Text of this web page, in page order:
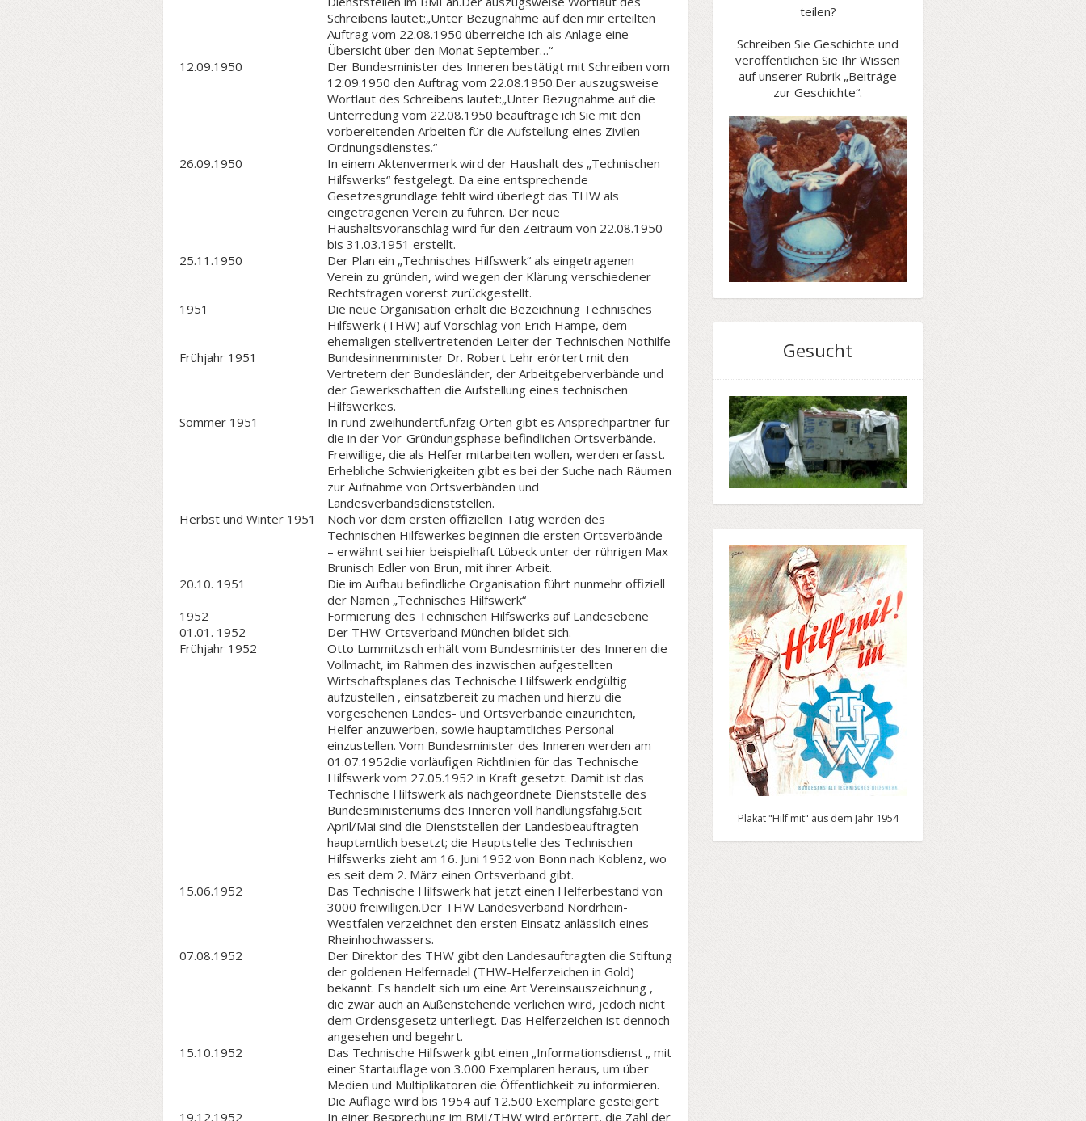
Schreibens lautet:„Unter Bezugnahme auf den mir erteilten
Auftrag vom 22.08.1950 überreiche ich als Anlage eine
Übersicht über den Monat September…“
12.09.1950
Der Bundesminister des Inneren bestätigt mit Schreiben vom
12.09.1950 den Auftrag vom 22.08.1950.Der auszugsweise
Wortlaut des Schreibens lautet:„Unter Bezugnahme auf die
Unterredung vom 22.08.1950 beauftrage ich Sie mit den
vorbereitenden Arbeiten für die Aufstellung eines Zivilen
Ordnungsdienstes.“
26.09.1950
In einem Aktenvermerk wird der Haushalt des „Technischen
Hilfswerks“ festgelegt. Da eine entsprechende
Gesetzesgrundlage fehlt wird überlegt das THW als
eingetragenen Verein zu führen. Der neue
Haushaltsvoranschlag wird für den Zeitraum von 22.08.1950
bis 31.03.1951 erstellt.
25.11.1950
Der Plan ein „Technisches Hilfswerk“ als eingetragenen
Verein zu gründen, wird wegen der Klärung verschiedener
Rechtsfragen vorerst zurückgestellt.
1951
Die neue Organisation erhält die Bezeichnung Technisches
Hilfswerk (THW) auf Vorschlag von Erich Hampe, dem
ehemaligen stellvertretenden Leiter der Technischen Nothilfe
Frühjahr 1951
Bundesinnenminister Dr. Robert Lehr erörtert mit den
Vertretern der Bundesländer, der Arbeitgeberverbände und
der Gewerkschaften die Aufstellung eines technischen
Hilfswerkes.
Sommer 1951
In rund zweihundertfünfzig Orten gibt es Ansprechpartner für
die in der Vor-Gründungsphase befindlichen Ortsverbände.
Freiwillige, die als Helfer mitarbeiten wollen, werden erfasst.
Erhebliche Schwierigkeiten gibt es bei der Suche nach Räumen
zur Aufnahme von Ortsverbänden und
Landesverbandsdienststellen.
Herbst und Winter 1951
Noch vor dem ersten offiziellen Tätig werden des
Technischen Hilfswerkes beginnen die ersten Ortsverbände
– erwähnt sei hier beispielhaft Lübeck unter der rührigen Max
Brunisch Edler von Brun, mit ihrer Arbeit.
20.10. 1951
Die im Aufbau befindliche Organisation führt nunmehr offiziell
der Namen „Technisches Hilfswerk“
1952
Formierung des Technischen Hilfswerks auf Landesebene
01.01. 1952
Der THW-Ortsverband München bildet sich.
Frühjahr 1952
Otto Lummitzsch erhält vom Bundesminister des Inneren die
Vollmacht, im Rahmen des inzwischen aufgestellten
Wirtschaftsplanes das Technische Hilfswerk endgültig
aufzustellen , einsatzbereit zu machen und hierzu die
vorgesehenen Landes- und Ortsverbände einzurichten,
Helfer anzuwerben, sowie hauptamtliches Personal
einzustellen. Vom Bundesminister des Inneren werden am
01.07.1952die vorläufigen Richtlinien für das Technische
Hilfswerk vom 27.05.1952 in Kraft gesetzt. Damit ist das
Technische Hilfswerk als nachgeordnete Dienststelle des
Bundesministeriums des Inneren voll handlungsfähig.Seit
April/Mai sind die Dienststellen der Landesbeauftragten
hauptamtlich besetzt; die Hauptstelle des Technischen
Hilfswerks zieht am 16. Juni 1952 von Bonn nach Koblenz, wo
es seit dem 2. März einen Ortsverband gibt.
15.06.1952
Das Technische Hilfswerk hat jetzt einen Helferbestand von
3000 freiwilligen.Der THW Landesverband Nordrhein-
Westfalen verzeichnet den ersten Einsatz anlässlich eines
Rheinhochwassers.
07.08.1952
Der Direktor des THW gibt den Landesauftragten die Stiftung
der goldenen Helfernadel (THW-Helferzeichen in Gold)
bekannt. Es handelt sich um eine Art Vereinsauszeichnung ,
die zwar auch an Außenstehende verliehen wird, jedoch nicht
dem Ordensgesetz unterliegt. Das Helferzeichen ist dennoch
angesehen und begehrt.
15.10.1952
Das Technische Hilfswerk gibt einen „Informationsdienst „ mit
einer Startauflage von 3.000 Exemplaren heraus, um über
Medien und Multiplikatoren die Öffentlichkeit zu informieren.
Die Auflage wird bis 1954 auf 12.500 Exemplare gesteigert
19.12.1952
In einer Besprechung im BMI/THW wird erörtert, die Zahl der
teilen?
Schreiben Sie Geschichte und
veröffentlichen Sie Ihr Wissen
auf unserer Rubrik „Beiträge
zur Geschichte“.
Gesucht
Plakat "Hilf mit" aus dem Jahr 1954